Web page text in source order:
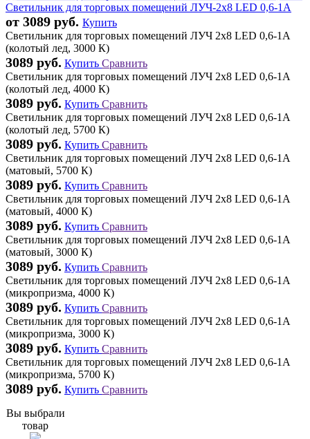
Светильник для торговых помещений ЛУЧ-2х8 LED 0,6-1А
от 3089 руб. Купить
Светильник для торговых помещений ЛУЧ 2х8 LED 0,6-1А
(колотый лед, 3000 К)
3089 руб. Купить Сравнить
Светильник для торговых помещений ЛУЧ 2х8 LED 0,6-1А
(колотый лед, 4000 К)
3089 руб. Купить Сравнить
Светильник для торговых помещений ЛУЧ 2х8 LED 0,6-1А
(колотый лед, 5700 К)
3089 руб. Купить Сравнить
Светильник для торговых помещений ЛУЧ 2х8 LED 0,6-1А
(матовый, 5700 К)
3089 руб. Купить Сравнить
Светильник для торговых помещений ЛУЧ 2х8 LED 0,6-1А
(матовый, 4000 К)
3089 руб. Купить Сравнить
Светильник для торговых помещений ЛУЧ 2х8 LED 0,6-1А
(матовый, 3000 К)
3089 руб. Купить Сравнить
Светильник для торговых помещений ЛУЧ 2х8 LED 0,6-1А
(микропризма, 4000 К)
3089 руб. Купить Сравнить
Светильник для торговых помещений ЛУЧ 2х8 LED 0,6-1А
(микропризма, 3000 К)
3089 руб. Купить Сравнить
Светильник для торговых помещений ЛУЧ 2х8 LED 0,6-1А
(микропризма, 5700 К)
3089 руб. Купить Сравнить
Вы выбрали
товар